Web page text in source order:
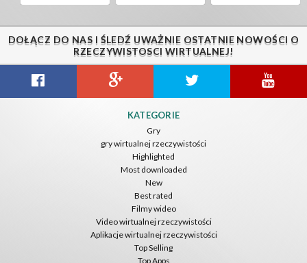
Caminandes
Darmowe
DOŁĄCZ DO NAS I ŚLEDŹ UWAŻNIE OSTATNIE NOWOŚCI O
RZECZYWISTOSCI WIRTUALNEJ!
KATEGORIE
Gry
gry wirtualnej rzeczywistości
Highlighted
Most downloaded
New
Best rated
Filmy wideo
Video wirtualnej rzeczywistości
Aplikacje wirtualnej rzeczywistości
Top Selling
Top Apps